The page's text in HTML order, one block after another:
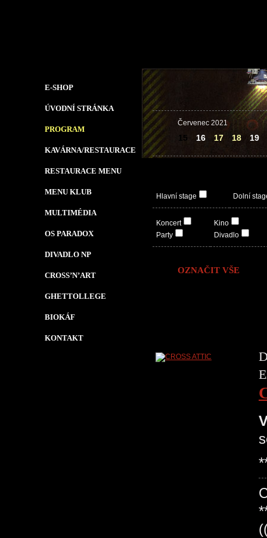
E-SHOP
ÚVODNÍ STRÁNKA
PROGRAM
KAVÁRNA/RESTAURACE
RESTAURACE MENU
MENU KLUB
MULTIMÉDIA
OS PARADOX
DIVADLO NP
CROSS’N’ART
GHETTOLLEGE
BIOKÁF
KONTAKT
Červenec 2021
15 16 17 18 19
Hlavní stage Dolní
Koncert
Party
Kino
Divadlo
OZNAČIT VŠE